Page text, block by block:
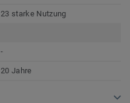
23 starke Nutzung
-
20 Jahre